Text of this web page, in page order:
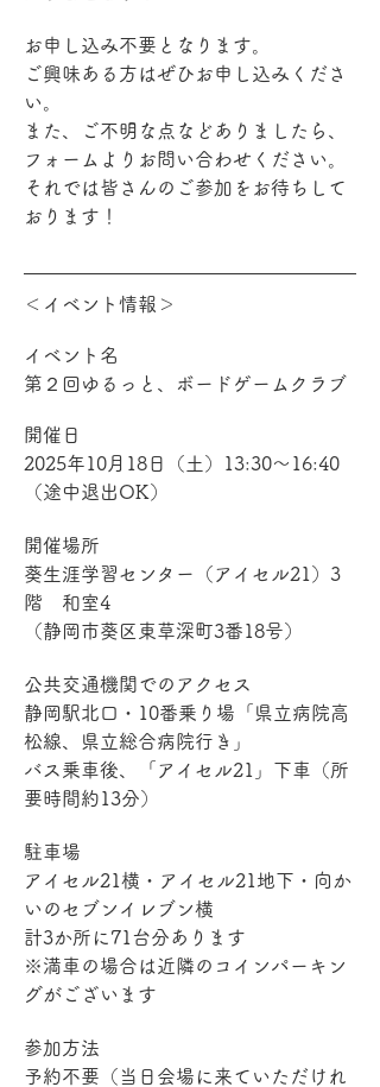
お申し込み不要となります。
ご興味ある方はぜひお申し込みくださ
い。
また、ご不明な点などありましたら、
フォームよりお問い合わせください。
それでは皆さんのご参加をお待ちして
おります！
＜イベント情報＞
イベント名
第２回ゆるっと、ボードゲームクラブ
開催日
2025年10月18日（土）13:30～16:40
（途中退出OK）
開催場所
葵生涯学習センター（アイセル21）3
階　和室4
（静岡市葵区東草深町3番18号）
公共交通機関でのアクセス
静岡駅北口・10番乗り場「県立病院高
松線、県立総合病院行き」
バス乗車後、「アイセル21」下車（所
要時間約13分）
駐車場
アイセル21横・アイセル21地下・向か
いのセブンイレブン横
計3か所に71台分あります
※満車の場合は近隣のコインパーキン
グがございます
参加方法
予約不要（当日会場に来ていただけれ